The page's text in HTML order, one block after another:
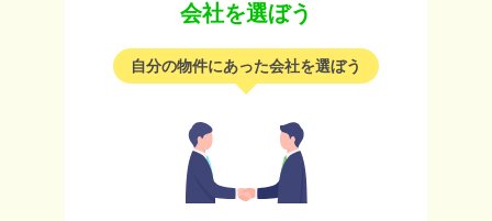
会社を選ぼう
自分の物件にあった会社を選ぼう